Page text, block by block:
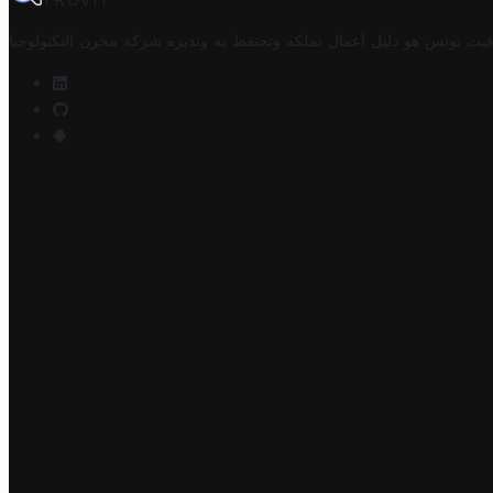
تونس هو دليل أعمال تملكه وتحتفظ به وتديره شركة مخزن التكنولوجيا